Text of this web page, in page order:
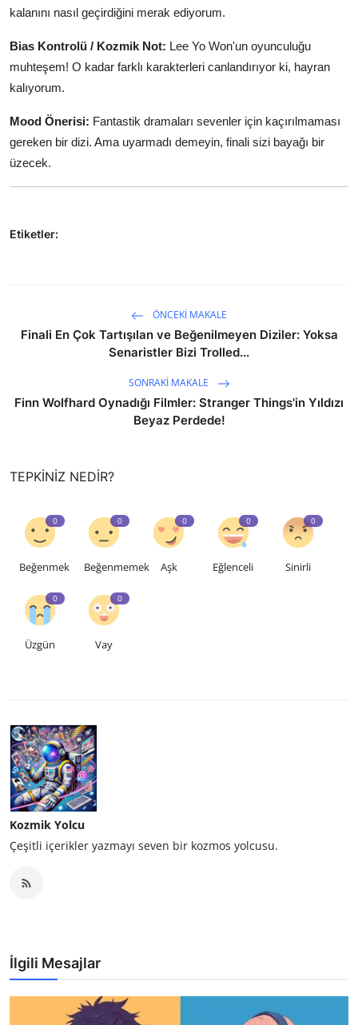
kalanını nasıl geçirdiğini merak ediyorum.
Bias Kontrolü / Kozmik Not: Lee Yo Won'un oyunculuğu
muhteşem! O kadar farklı karakterleri canlandırıyor ki, hayran
kalıyorum.
Mood Önerisi: Fantastik dramaları sevenler için kaçırılmaması
gereken bir dizi. Ama uyarmadı demeyin, finali sizi bayağı bir
üzecek.
Etiketler:
ÖNCEKI MAKALE
Finali En Çok Tartışılan ve Beğenilmeyen Diziler: Yoksa
Senaristler Bizi Trolled...
SONRAKI MAKALE
Finn Wolfhard Oynadığı Filmler: Stranger Things'in Yıldızı
Beyaz Perdede!
TEPKINIZ NEDIR?
0
Beğenmek
0
Beğenmemek
0
Aşk
0
Eğlenceli
0
Sinirli
0
Üzgün
0
Vay
Kozmik Yolcu
Çeşitli içerikler yazmayı seven bir kozmos yolcusu.
İlgili Mesajlar